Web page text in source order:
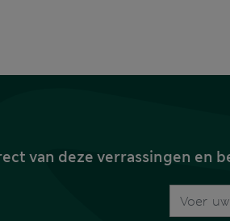
van deze verrassingen